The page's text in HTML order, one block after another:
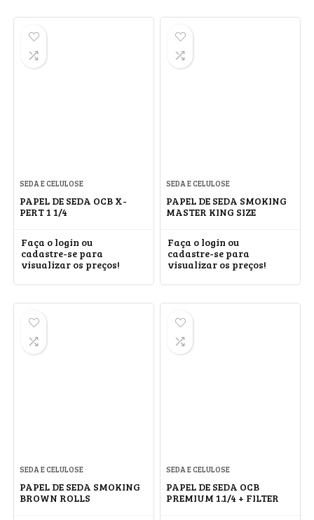
SEDA E CELULOSE
PAPEL DE SEDA OCB X-
PERT 1 1/4
Faça o login ou
cadastre-se para
visualizar os preços!
SEDA E CELULOSE
PAPEL DE SEDA SMOKING
MASTER KING SIZE
Faça o login ou
cadastre-se para
visualizar os preços!
SEDA E CELULOSE
PAPEL DE SEDA SMOKING
BROWN ROLLS
SEDA E CELULOSE
PAPEL DE SEDA OCB
PREMIUM 1.1/4 + FILTER